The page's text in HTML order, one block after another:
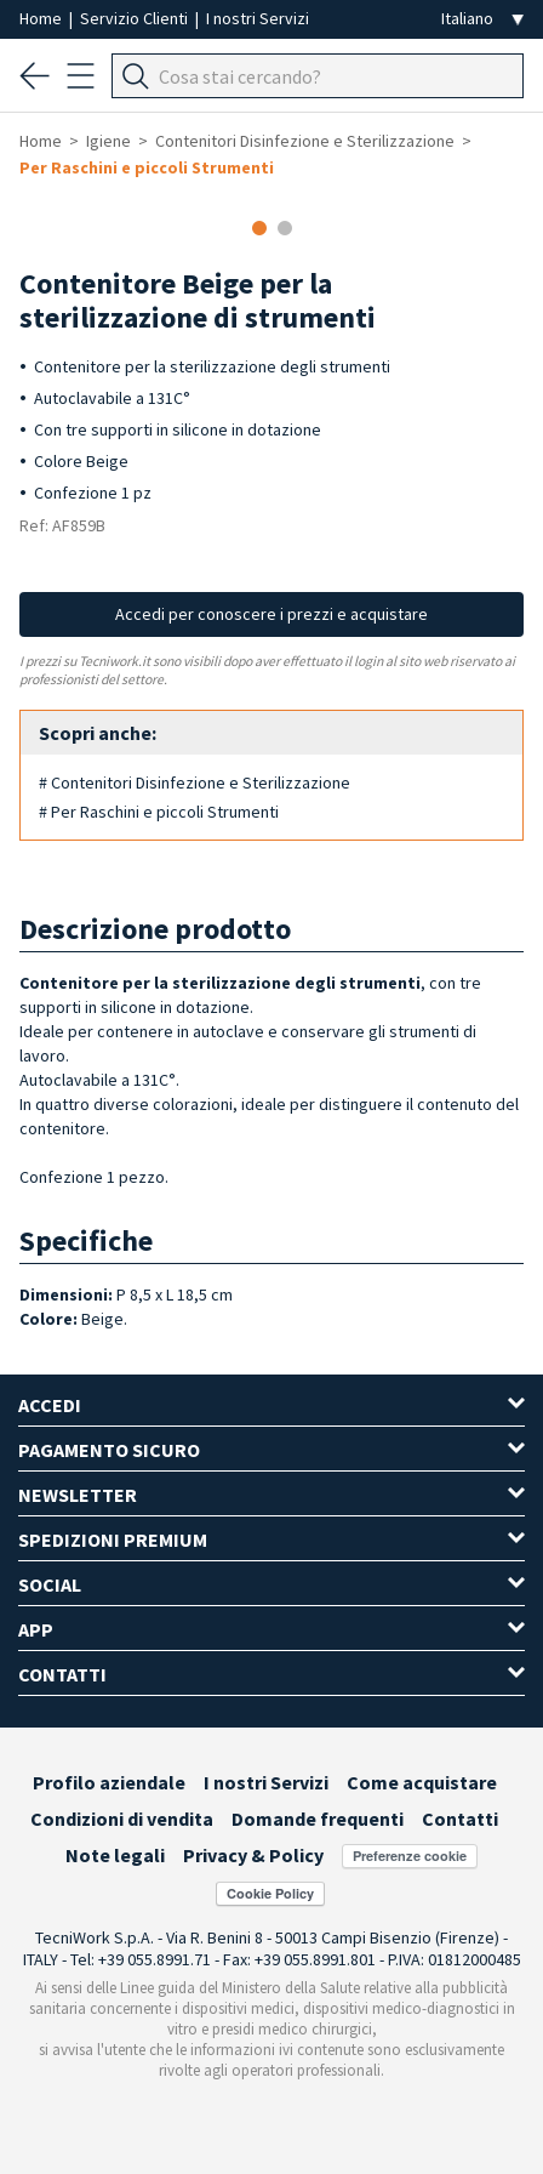
Home | Servizio Clienti | I nostri Servizi
Home Igiene
Contenitori Disinfezione e Sterilizzazione
Per Raschini e piccoli Strumenti
Contenitore Beige per la
sterilizzazione di strumenti
Contenitore per la sterilizzazione degli strumenti
Autoclavabile a 131C°
Con tre supporti in silicone in dotazione
Colore Beige
Confezione 1 pz
Ref: AF859B
Accedi per conoscere i prezzi e acquistare
I prezzi su Tecniwork.it sono visibili dopo aver effettuato il login al sito web riservato ai
professionisti del settore.
Scopri anche:
# Contenitori Disinfezione e Sterilizzazione
# Per Raschini e piccoli Strumenti
Descrizione prodotto
Contenitore per la sterilizzazione degli strumenti, con tre
supporti in silicone in dotazione.
Ideale per contenere in autoclave e conservare gli strumenti di
lavoro.
Autoclavabile a 131C°.
In quattro diverse colorazioni, ideale per distinguere il contenuto del
contenitore.
Confezione 1 pezzo.
Specifiche
Dimensioni: P 8,5 x L 18,5 cm
Colore: Beige.
ACCEDI
PAGAMENTO SICURO
NEWSLETTER
SPEDIZIONI PREMIUM
SOCIAL
APP
CONTATTI
Profilo aziendale I nostri Servizi
Come acquistare
Condizioni di vendita
Domande frequenti
Contatti
Note legali
Privacy & Policy Preferenze cookie
TecniWork S.p.A. - Via R. Benini 8 - 50013 Campi Bisenzio (Firenze) -
ITALY - Tel: +39 055.8991.71 - Fax: +39 055.8991.801 - P.IVA: 01812000485
Ai sensi delle Linee guida del Ministero della Salute relative alla pubblicità
sanitaria concernente i dispositivi medici, dispositivi medico-diagnostici in
vitro e presidi medico chirurgici,
si avvisa l'utente che le informazioni ivi contenute sono esclusivamente
rivolte agli operatori professionali.